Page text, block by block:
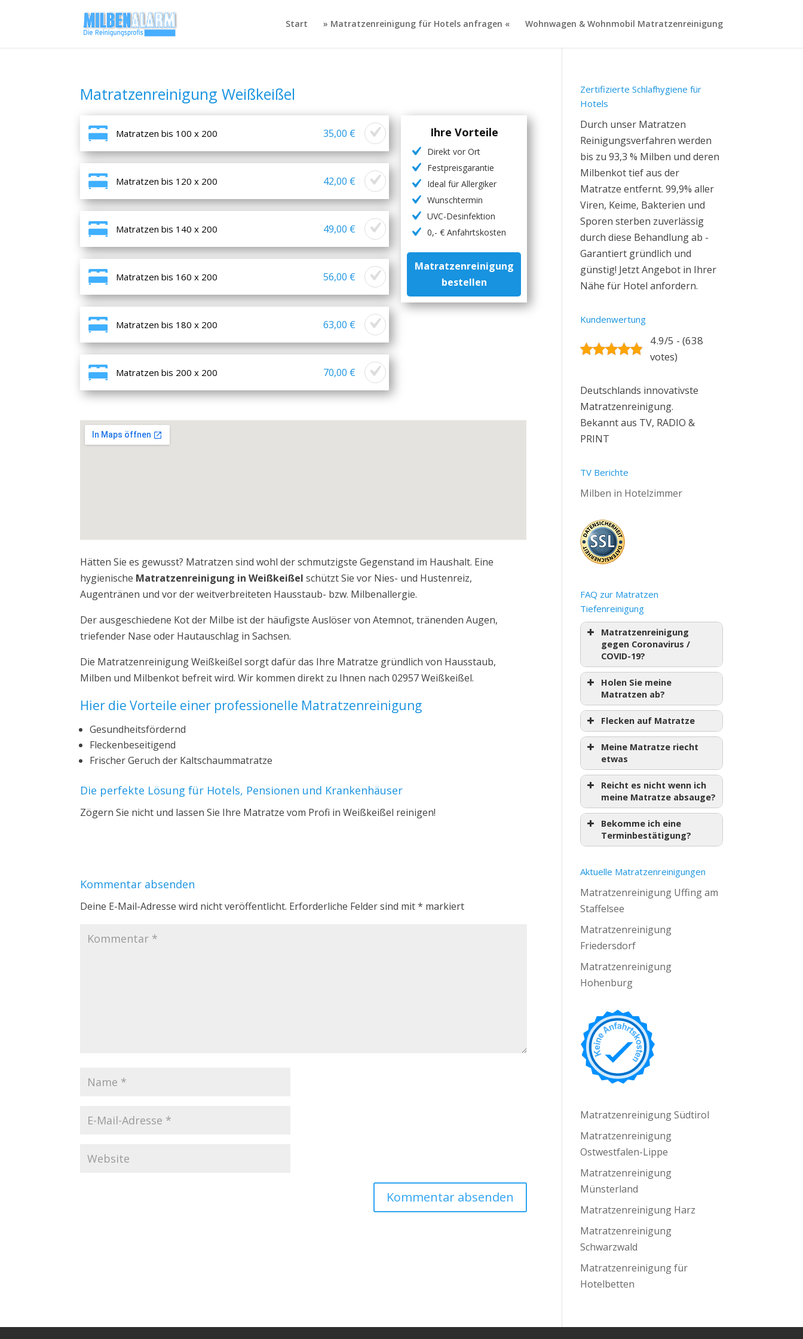
Start » Matratzenreinigung für Hotels anfragen « Wohnwagen & Wohnmobil Matratzenreinigung
Matratzenreinigung Weißkeißel
Matratzen bis 100 x 200 35,00 €
Matratzen bis 120 x 200 42,00 €
Matratzen bis 140 x 200 49,00 €
Matratzen bis 160 x 200 56,00 €
Matratzen bis 180 x 200 63,00 €
Matratzen bis 200 x 200 70,00 €
Ihre Vorteile
Direkt vor Ort
Festpreisgarantie
Ideal für Allergiker
Wunschtermin
UVC-Desinfektion
0,- € Anfahrtskosten
Matratzenreinigung
bestellen
Hätten Sie es gewusst? Matratzen sind wohl der schmutzigste Gegenstand im Haushalt. Eine
hygienische Matratzenreinigung in Weißkeißel schützt Sie vor Nies- und Hustenreiz,
Augentränen und vor der weitverbreiteten Hausstaub- bzw. Milbenallergie.
Der ausgeschiedene Kot der Milbe ist der häufigste Auslöser von Atemnot, tränenden Augen,
triefender Nase oder Hautauschlag in Sachsen.
Die Matratzenreinigung Weißkeißel sorgt dafür das Ihre Matratze gründlich von Hausstaub,
Milben und Milbenkot befreit wird. Wir kommen direkt zu Ihnen nach 02957 Weißkeißel.
Hier die Vorteile einer professionelle Matratzenreinigung
Gesundheitsfördernd
Fleckenbeseitigend
Frischer Geruch der Kaltschaummatratze
Die perfekte Lösung für Hotels, Pensionen und Krankenhäuser
Zögern Sie nicht und lassen Sie Ihre Matratze vom Profi in Weißkeißel reinigen!
Kommentar absenden
Deine E-Mail-Adresse wird nicht veröffentlicht. Erforderliche Felder sind mit* markiert
Zertifizierte Schlafhygiene für
Hotels
Durch unser Matratzen
Reinigungsverfahren werden
bis zu 93,3 % Milben und deren
Milbenkot tief aus der
Matratze entfernt. 99,9% aller
Viren, Keime, Bakterien und
Sporen sterben zuverlässig
durch diese Behandlung ab -
Garantiert gründlich und
günstig! Jetzt Angebot in Ihrer
Nähe für Hotel anfordern.
Kundenwertung
4.9/5 - (638
votes)
Deutschlands innovativste
Matratzenreinigung.
Bekannt aus TV, RADIO &
PRINT
TV Berichte
Milben in Hotelzimmer
FAQ zur Matratzen
Tiefenreinigung
Matratzenreinigung
gegen Coronavirus /
COVID-19?
Holen Sie meine
Matratzen ab?
Flecken auf Matratze
Meine Matratze riecht
etwas
Reicht es nicht wenn ich
meine Matratze absauge?
Bekomme ich eine
Terminbestätigung?
Aktuelle Matratzenreinigungen
Matratzenreinigung Uffing am
Staffelsee
Matratzenreinigung
Friedersdorf
Matratzenreinigung
Hohenburg
Matratzenreinigung Südtirol
Matratzenreinigung
Ostwestfalen-Lippe
Matratzenreinigung
Münsterland
Matratzenreinigung Harz
Matratzenreinigung
Schwarzwald
Matratzenreinigung für
Hotelbetten